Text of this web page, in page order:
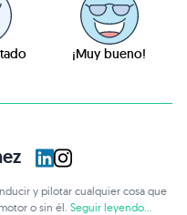
¡Muy bueno!
y pilotar cualquier cosa que
o sin él.Seguir leyendo...